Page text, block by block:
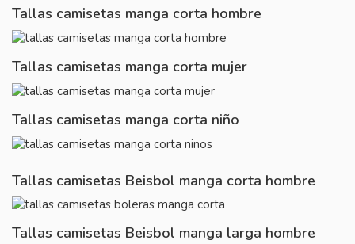
Tallas camisetas manga corta hombre
Tallas camisetas manga corta mujer
Tallas camisetas manga corta niño
Tallas camisetas Beisbol manga corta hombre
Tallas camisetas Beisbol manga larga hombre